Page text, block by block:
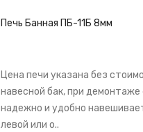
Печь Банная ПБ-11Б 8мм
Цена печи указана без
навесной бак, при
надежно и удобно
левой или о..